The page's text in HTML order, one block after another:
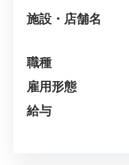
施設・店舗名
職種
雇用形態
給与